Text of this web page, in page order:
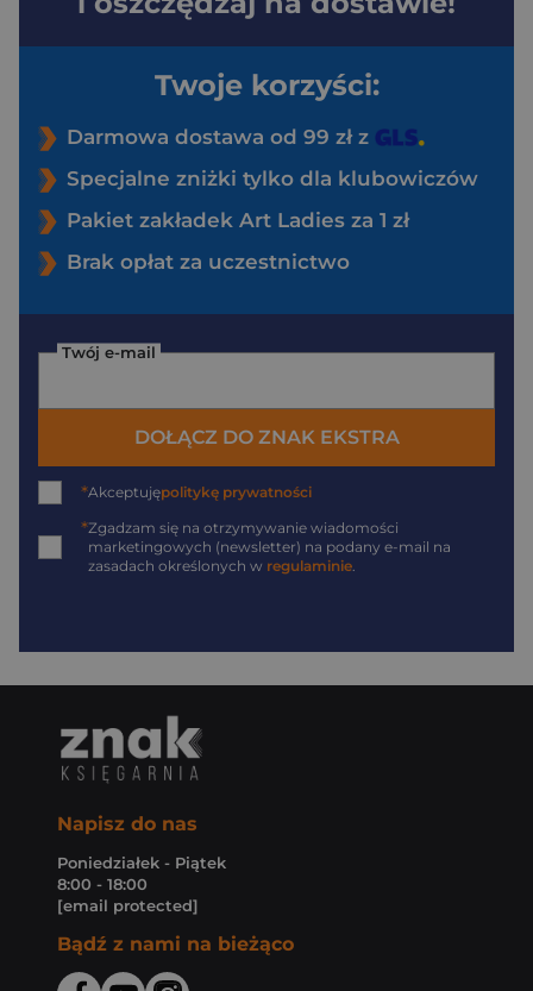
Twoje korzyści:
Darmowa dostawa od 99 zł z
Specjalne zniżki tylko dla klubowiczów
Pakiet zakładek Art Ladies za 1 zł
Brak opłat za uczestnictwo
Twój e-mail
DOŁĄCZ DO ZNAK EKSTRA
*Akceptujępolitykę prywatności
*Zgadzam się na otrzymywanie wiadomości
marketingowych (newsletter) na podany e-mail na
zasadach określonych w regulaminie.
Napisz do nas
Poniedziałek - Piątek
8:00 - 18:00
[email protected]
Bądź z nami na bieżąco